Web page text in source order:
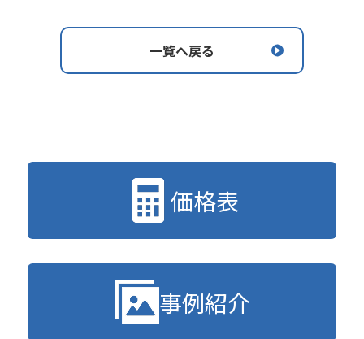
一覧へ戻る
価格表
事例紹介